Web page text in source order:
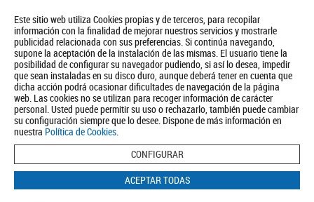
Este sitio web utiliza Cookies propias y de terceros, para recopilar
información con la finalidad de mejorar nuestros servicios y mostrarle
publicidad relacionada con sus preferencias. Si continúa navegando,
supone la aceptación de la instalación de las mismas. El usuario tiene la
posibilidad de configurar su navegador pudiendo, si así lo desea, impedir
que sean instaladas en su disco duro, aunque deberá tener en cuenta que
dicha acción podrá ocasionar dificultades de navegación de la página
web. Las cookies no se utilizan para recoger información de carácter
personal. Usted puede permitir su uso o rechazarlo, también puede cambiar
su configuración siempre que lo desee. Dispone de más información en
nuestra Política de Cookies.
CONFIGURAR
ACEPTAR TODAS
Quiénes somos Turismo Política de Privacidad Aviso Legal
Política de Cookies
BUSCAR